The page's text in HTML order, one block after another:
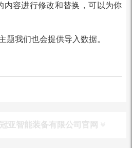
内容进行修改和替换，可以为你
题我们也会提供导入数据。
亚智能装备有限公司官网